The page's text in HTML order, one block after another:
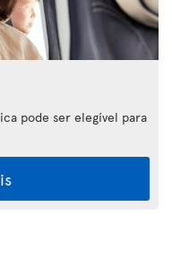
pode ser elegível para